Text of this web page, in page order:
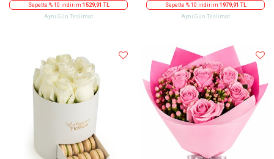
Sepette % 10 indirim 1529,91 TL
Aynı Gün Teslimat
Sepette % 10 indirim 1979,91 TL
Aynı Gün Teslimat